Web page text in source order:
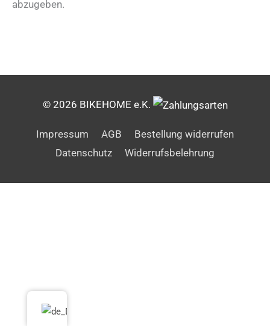
abzugeben.
© 2026 BIKEHOME e.K.
Impressum AGB
Bestellung widerrufen
Datenschutz
Widerrufsbelehrung